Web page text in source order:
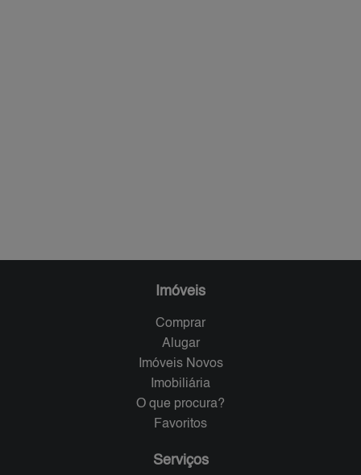
Imóveis
Comprar
Alugar
Imóveis Novos
Imobiliária
O que procura?
Favoritos
Serviços